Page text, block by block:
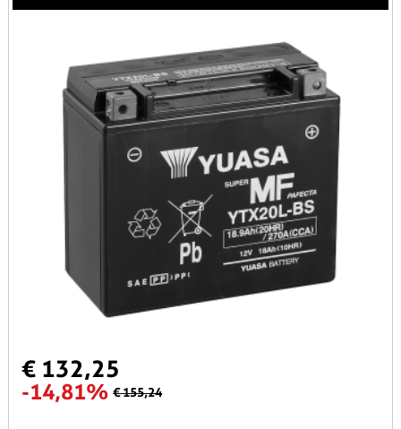
€ 132,25
-14,81% € 155,24